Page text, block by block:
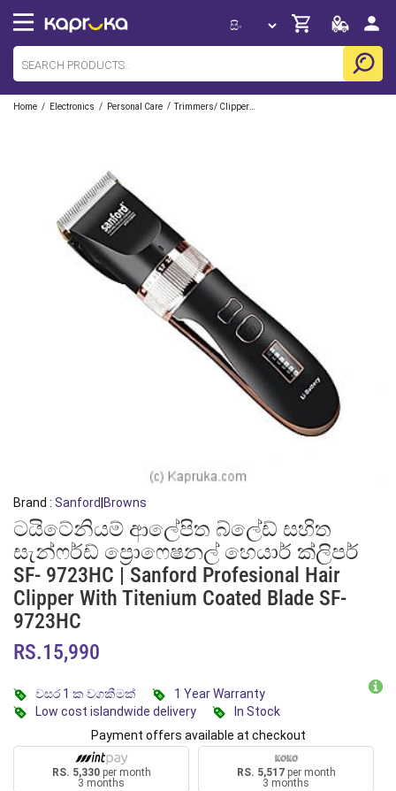
Home / Electronics / Personal Care /
Brand : Sanford Browns
ටයිටේනියම් ආලේපිත බ්ලේඩ් සහිත
සැන්ෆර්ඩ් ප්‍රොෆෙෂනල් හෙයාර් ක්ලිපර්
SF- 9723HC | Sanford Profesional Hair
Clipper With Titenium Coated Blade SF-
9723HC
RS.15,990
වසර 1 ක වගකීමක්
1 Year Warranty
Low cost islandwide delivery
In Stock
Payment offers available at checkout
RS. 5,330per month
3 months
RS. 5,517per month
3 months